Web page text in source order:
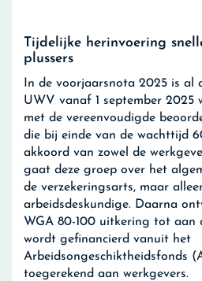
Tijdelijke herinvoering
plussers
In de voorjaarsnota 2025 is al
UWV vanaf 1 september 2025
met de vereenvoudigde
die bij einde van de wachttijd
akkoord van zowel de
gaat deze groep over het
de verzekeringsarts, maar
arbeidsdeskundige. Daarna
WGA 80-100 uitkering tot aan
wordt gefinancierd vanuit het
Arbeidsongeschiktheidsfonds
toegerekend aan werkgevers.